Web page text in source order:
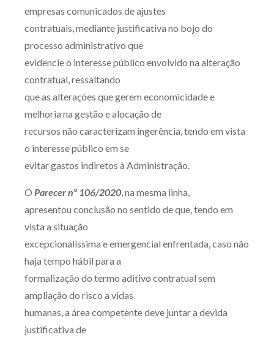
empresas comunicados de ajustes
contratuais, mediante justificativa no bojo do
processo administrativo que
evidencie o interesse público envolvido na alteração
contratual, ressaltando
que as alterações que gerem economicidade e
melhoria na gestão e alocação de
recursos não caracterizam ingerência, tendo em vista
o interesse público em se
evitar gastos indiretos à Administração.
O Parecer nº 106/2020, na mesma linha,
apresentou conclusão no sentido de que, tendo em
vista a situação
excepcionalíssima e emergencial enfrentada, caso não
haja tempo hábil para a
formalização do termo aditivo contratual sem
ampliação do risco a vidas
humanas, a área competente deve juntar a devida
justificativa de